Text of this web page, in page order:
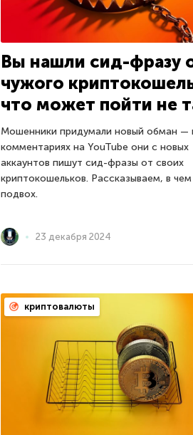
Вы нашли сид-фразу
чужого
что может пойти не
Мошенники придумали новый обман —
комментариях на YouTube они с новых
аккаунтов пишут сид-фразы от своих
криптокошельков. Рассказываем, в чем
подвох.
23 декабря 2024
криптовалюты